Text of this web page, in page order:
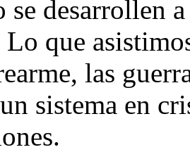
se desarrollen
que
las
sistema en